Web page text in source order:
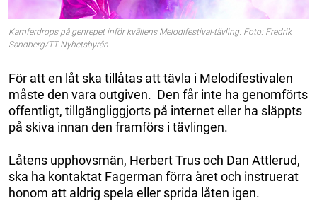
Kamferdrops på genrepet inför kvällens Melodifestival-tävling. Foto: Fredrik
Sandberg/TT Nyhetsbyrån
För att en låt ska tillåtas att tävla i Melodifestivalen
måste den vara outgiven. Den får inte ha genomförts
offentligt, tillgängliggjorts på internet eller ha släppts
på skiva innan den framförs i tävlingen.
Låtens upphovsmän, Herbert Trus och Dan Attlerud,
ska ha kontaktat Fagerman förra året och instruerat
honom att aldrig spela eller sprida låten igen.